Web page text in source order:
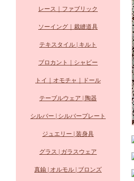
レース｜ファブリック
ソーイング｜裁縫道具
テキスタイル | キルト
ブロカント｜シャビー
トイ｜オモチャ｜ドール
テーブルウェア | 陶器
シルバー | シルバープレート
ジュエリー | 装身具
グラス | ガラスウェア
真鍮 | オルモル | ブロンズ